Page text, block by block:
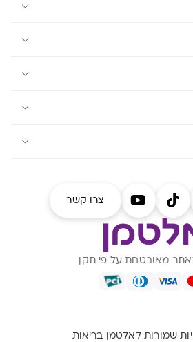
צרו קשר
מאובטחת על פי תקן
שמורות לאלטמן בריאות